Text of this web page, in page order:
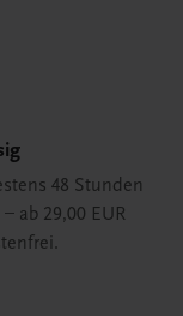
48 Stunden
ab 29,00 EUR